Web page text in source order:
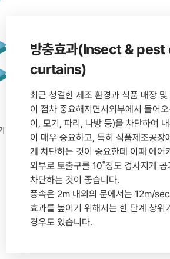
방충효과(Insect &
curtains)
최근 청결한 제조 환경과 식품 매장
이 점차 중요해지면서외부에서 들어
이, 모기, 파리, 나방 등)을 차단하여
이 매우 중요하고, 특히 식품제조공
게 차단하는 것이 중요한데 이때 에어
외부로 토출구를 10˚정도 경사지게
차단하는 것이 좋습니다.
풍속은 2m 내외의 문에서는 12m/
효과를 높이기 위해서는 한 단계 상위
경우도 있습니다.